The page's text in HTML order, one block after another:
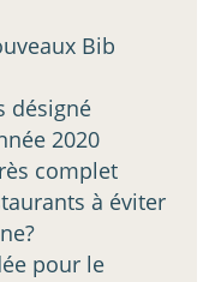
Bib
désigné
2020
complet
à éviter
pour le